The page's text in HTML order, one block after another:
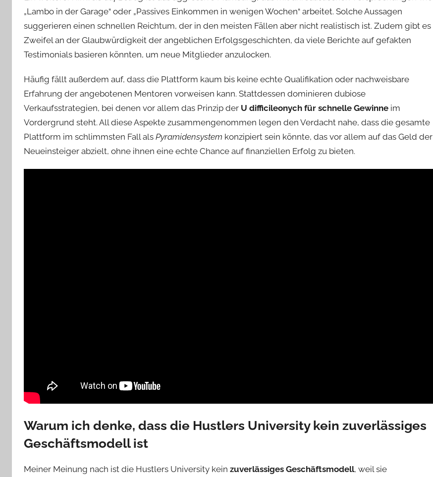
„Lambo in der Garage“ oder „Passives Einkommen in wenigen Wochen“ arbeitet. Solche Aussagen
suggerieren einen schnellen Reichtum, der in den meisten Fällen aber nicht realistisch ist. Zudem gibt es
Zweifel an der Glaubwürdigkeit der angeblichen Erfolgsgeschichten, da viele Berichte auf gefakten
Testimonials basieren könnten, um neue Mitglieder anzulocken.
Häufig fällt außerdem auf, dass die Plattform kaum bis keine echte Qualifikation oder nachweisbare
Erfahrung der angebotenen Mentoren vorweisen kann. Stattdessen dominieren dubiose
Verkaufsstrategien, bei denen vor allem das Prinzip der U difficileonych für schnelle Gewinne im
Vordergrund steht. All diese Aspekte zusammengenommen legen den Verdacht nahe, dass die gesamte
Plattform im schlimmsten Fall als Pyramidensystem konzipiert sein könnte, das vor allem auf das Geld der
Neueinsteiger abzielt, ohne ihnen eine echte Chance auf finanziellen Erfolg zu bieten.
Warum ich denke, dass die Hustlers University kein zuverlässiges
Geschäftsmodell ist
Meiner Meinung nach ist die Hustlers University kein zuverlässiges Geschäftsmodell, weil sie